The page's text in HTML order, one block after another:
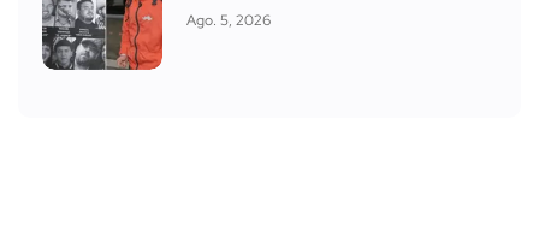
Ago. 5, 2026